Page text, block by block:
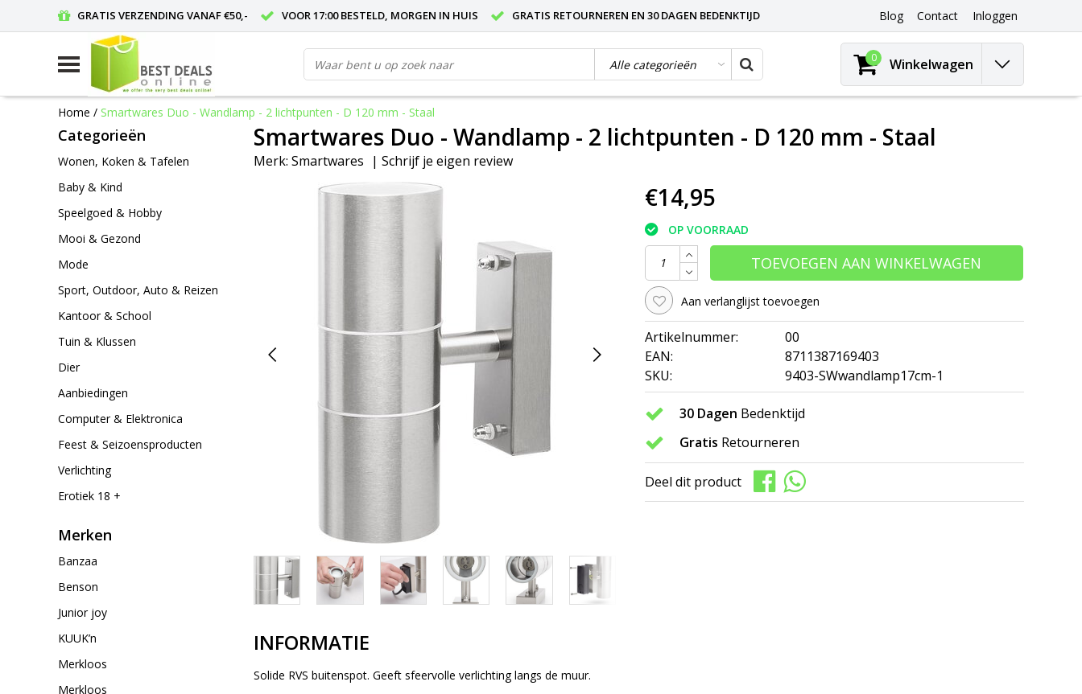
GRATIS VERZENDING VANAF €50,- VOOR 17:00 BESTELD, MORGEN IN HUIS GRATIS RETOURNEREN EN 30 DAGEN BEDENKTIJD Blog Contact Inloggen
0 Winkelwagen
Home / Smartwares Duo - Wandlamp - 2 lichtpunten - D 120 mm - Staal
Categorieën
Wonen, Koken & Tafelen
Baby & Kind
Speelgoed & Hobby
Mooi & Gezond
Mode
Sport, Outdoor, Auto & Reizen
Kantoor & School
Tuin & Klussen
Dier
Aanbiedingen
Computer & Elektronica
Feest & Seizoensproducten
Verlichting
Erotiek 18 +
Merken
Banzaa
Benson
Junior joy
KUUK’n
Merkloos
Merkloos
Smartwares Duo - Wandlamp - 2 lichtpunten - D 120 mm - Staal
Merk: Smartwares | Schrijf je eigen review
€14,95
OP VOORRAAD
TOEVOEGEN AAN WINKELWAGEN
Aan verlanglijst toevoegen
Artikelnummer:
00
EAN:
8711387169403
SKU:
9403-SWwandlamp17cm-1
30 Dagen Bedenktijd
Gratis Retourneren
Deel dit product
INFORMATIE
Solide RVS buitenspot. Geeft sfeervolle verlichting langs de muur.